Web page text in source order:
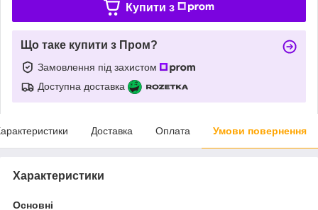
Купити з
Що таке купити з Пром?
Замовлення під захистом
Доступна доставка
Доставка Оплата Умови повернення
Характеристики
Основні